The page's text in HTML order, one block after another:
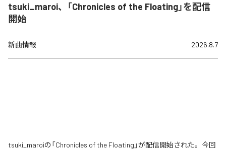
tsuki_maroi、「Chronicles of the Floating」を配信
開始
新曲情報 2026.8.7
tsuki_maroiの「Chronicles of the Floating」が配信開始された。今回